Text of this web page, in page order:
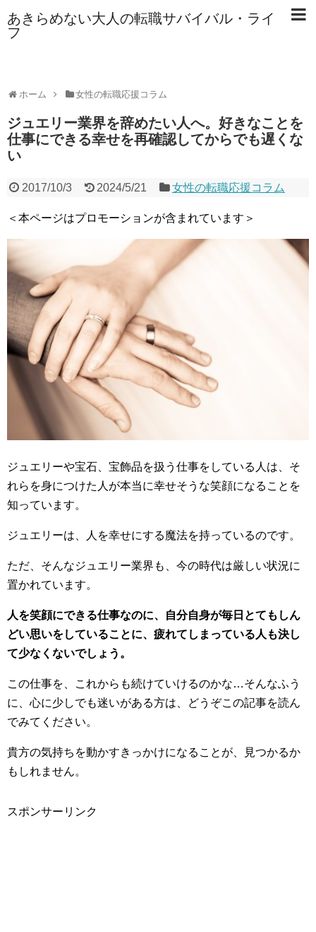
あきらめない大人の転職サバイバル・ライ
フ
ホーム 女性の転職応援コラム
ジュエリー業界を辞めたい人へ。好きなことを
仕事にできる幸せを再確認してからでも遅くな
い
2017/10/3 2024/5/21 女性の転職応援コラム
＜本ページはプロモーションが含まれています＞
ジュエリーや宝石、宝飾品を扱う仕事をしている人は、そ
れらを身につけた人が本当に幸せそうな笑顔になることを
知っています。
ジュエリーは、人を幸せにする魔法を持っているのです。
ただ、そんなジュエリー業界も、今の時代は厳しい状況に
置かれています。
人を笑顔にできる仕事なのに、自分自身が毎日とてもしん
どい思いをしていることに、疲れてしまっている人も決し
て少なくないでしょう。
この仕事を、これからも続けていけるのかな…そんなふう
に、心に少しでも迷いがある方は、どうぞこの記事を読ん
でみてください。
貴方の気持ちを動かすきっかけになることが、見つかるか
もしれません。
スポンサーリンク